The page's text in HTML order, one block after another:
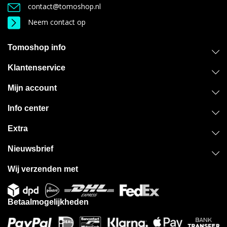
contact@tomoshop.nl
Neem contact op
Tomoshop info
Klantenservice
Mijn account
Info center
Extra
Nieuwsbrief
Wij verzenden met
Betaalmogelijkheden